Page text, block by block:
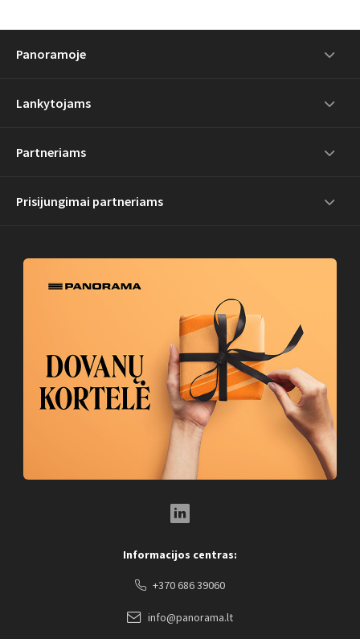
Panoramoje
Lankytojams
Partneriams
Prisijungimai partneriams
Informacijos centras:
+370 686 39060
info@panorama.lt